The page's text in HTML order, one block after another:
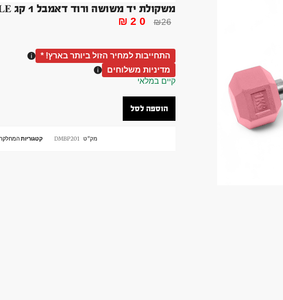
משקולת יד משושה ורוד דאמבל 1 קג DUMBBLLE בלעדי !
₪26
₪20
התחייבות למחיר הזול ביותר בארץ! *
מדיניות משלוחים
קיים במלאי
הוספה לסל
מק"ט DMBP201 קטגוריות